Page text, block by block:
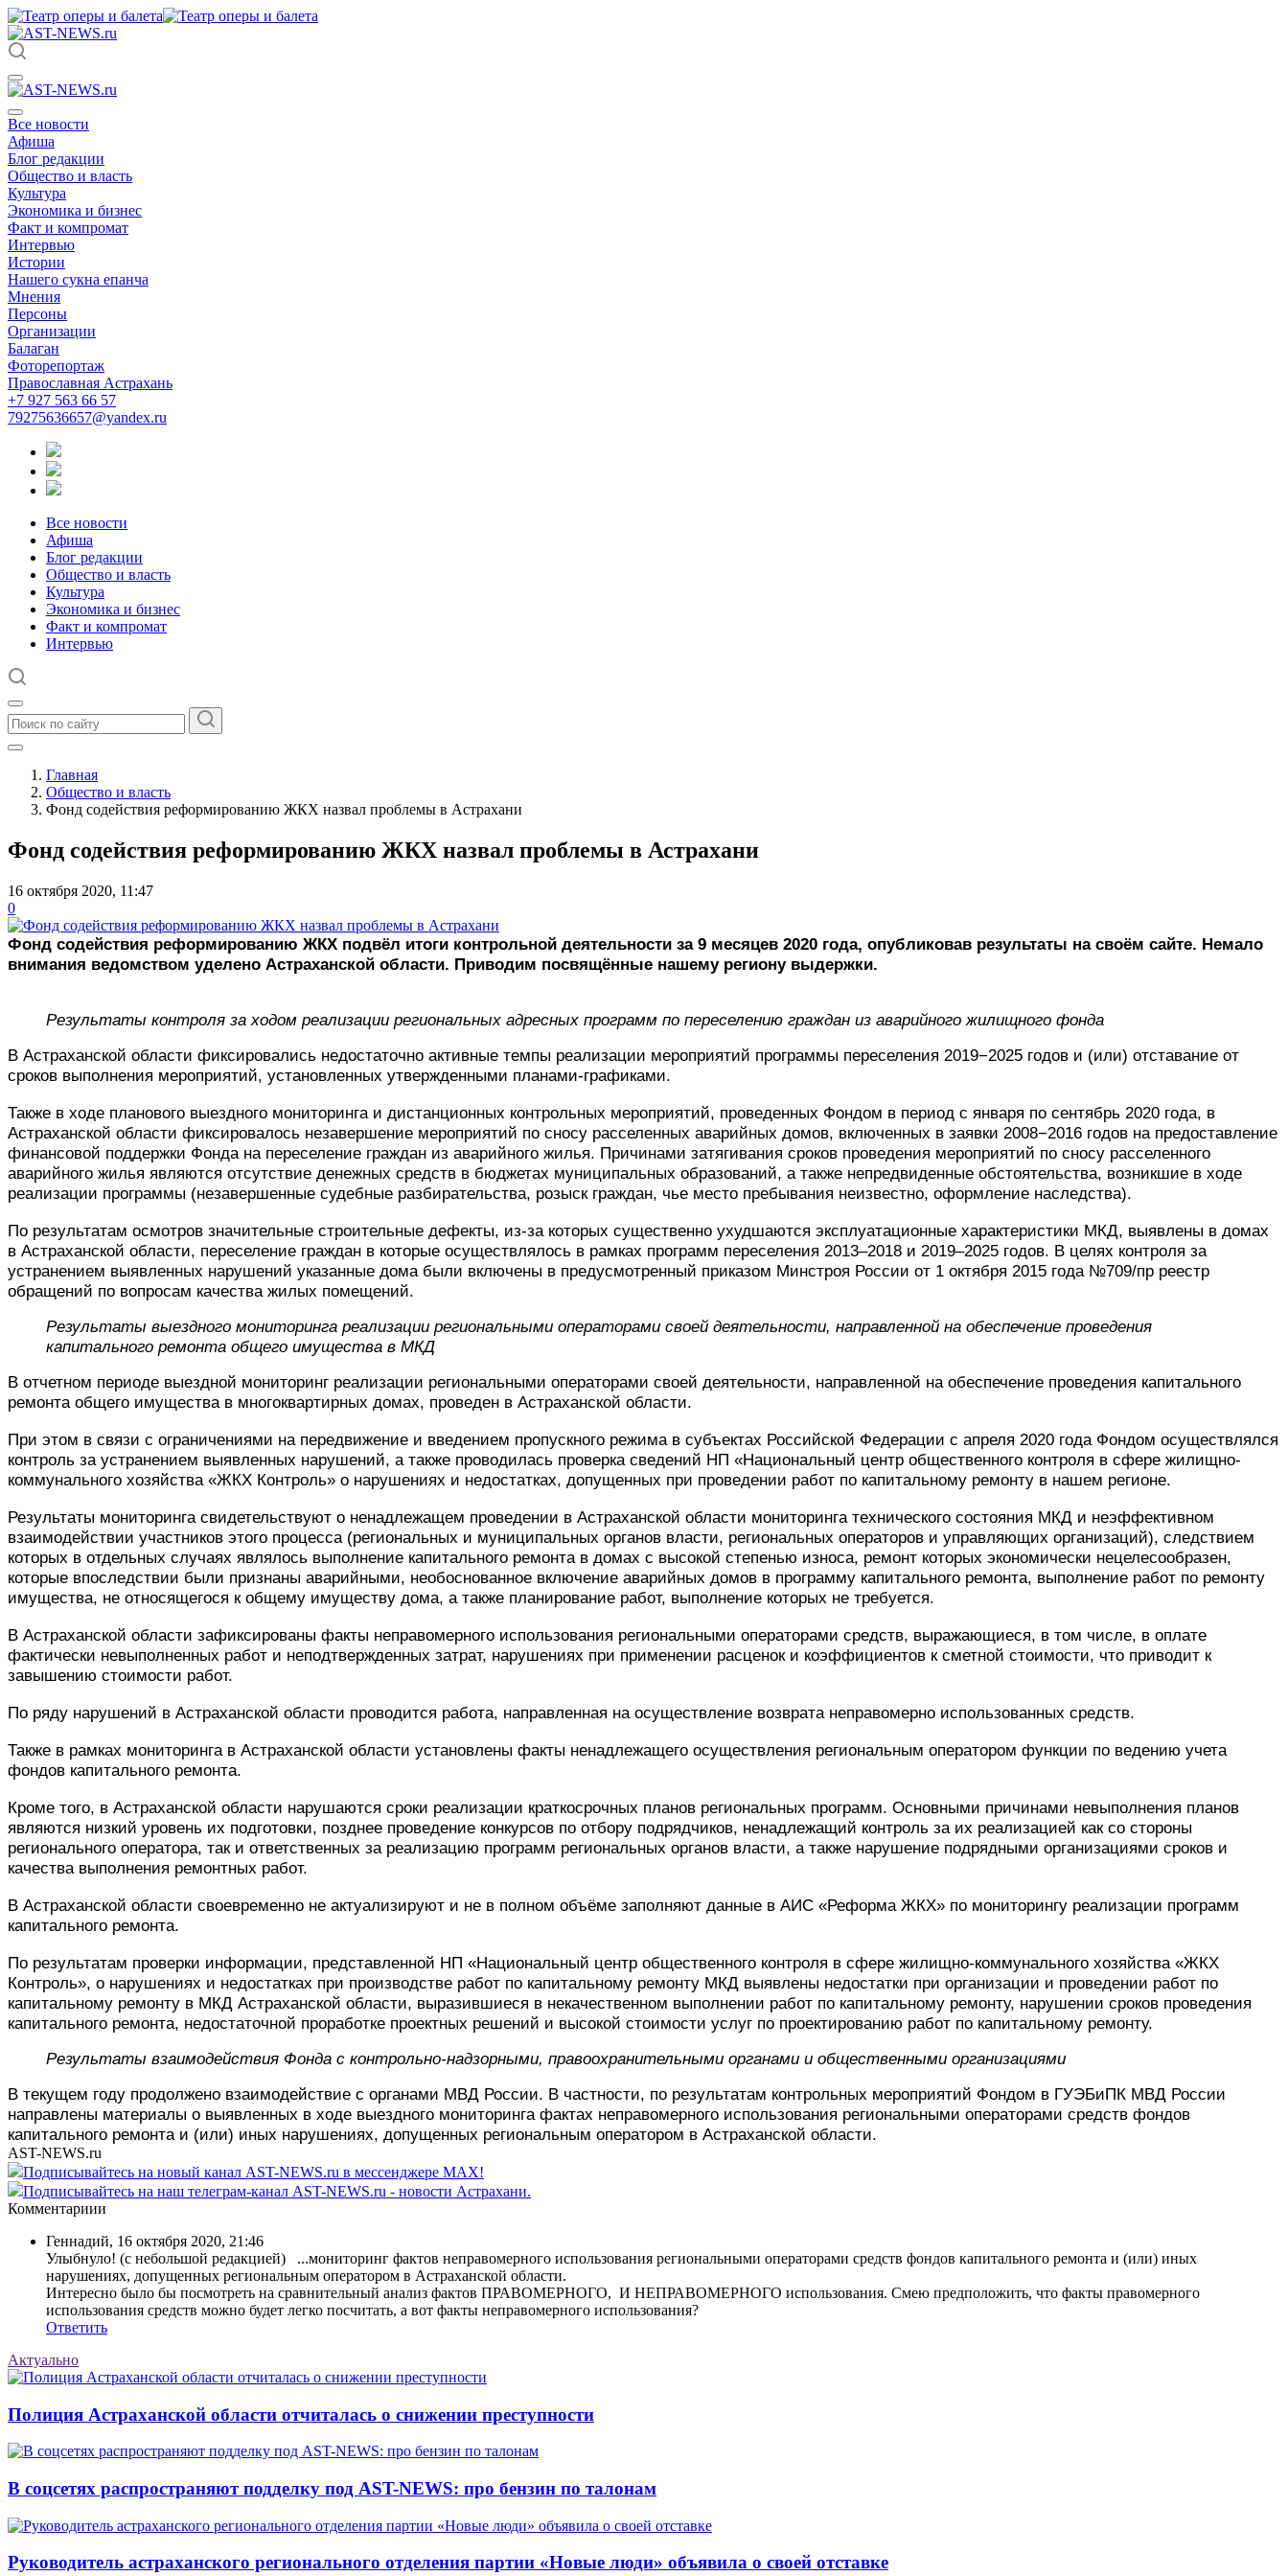
Все новости
Афиша
Блог редакции
Общество и власть
Культура
Экономика и бизнес
Факт и компромат
Интервью
Истории
Нашего сукна епанча
Мнения
Персоны
Организации
Балаган
Фоторепортаж
Православная Астрахань
+7 927 563 66 57
79275636657@yandex.ru
Все новости
Афиша
Блог редакции
Общество и власть
Культура
Экономика и бизнес
Факт и компромат
Интервью
Главная
Общество и власть
Фонд содействия реформированию ЖКХ назвал проблемы в Астрахани
Фонд содействия реформированию ЖКХ назвал проблемы в Астрахани
16 октября 2020, 11:47
0
Фонд содействия реформированию ЖКХ подвёл итоги контрольной деятельности за 9 месяцев 2020 года, опубликовав результаты на своём сайте. Немало
внимания ведомством уделено Астраханской области. Приводим посвящённые нашему региону выдержки.
Результаты контроля за ходом реализации региональных адресных программ по переселению граждан из аварийного жилищного фонда
В Астраханской области фиксировались недостаточно активные темпы реализации мероприятий программы переселения 2019−2025 годов и (или) отставание от
сроков выполнения мероприятий, установленных утвержденными планами-графиками.
Также в ходе планового выездного мониторинга и дистанционных контрольных мероприятий, проведенных Фондом в период с января по сентябрь 2020 года, в
Астраханской области фиксировалось незавершение мероприятий по сносу расселенных аварийных домов, включенных в заявки 2008−2016 годов на предоставление
финансовой поддержки Фонда на переселение граждан из аварийного жилья. Причинами затягивания сроков проведения мероприятий по сносу расселенного
аварийного жилья являются отсутствие денежных средств в бюджетах муниципальных образований, а также непредвиденные обстоятельства, возникшие в ходе
реализации программы (незавершенные судебные разбирательства, розыск граждан, чье место пребывания неизвестно, оформление наследства).
По результатам осмотров значительные строительные дефекты, из-за которых существенно ухудшаются эксплуатационные характеристики МКД, выявлены в домах
в Астраханской области, переселение граждан в которые осуществлялось в рамках программ переселения 2013–2018 и 2019–2025 годов. В целях контроля за
устранением выявленных нарушений указанные дома были включены в предусмотренный приказом Минстроя России от 1 октября 2015 года №709/пр реестр
обращений по вопросам качества жилых помещений.
Результаты выездного мониторинга реализации региональными операторами своей деятельности, направленной на обеспечение проведения
капитального ремонта общего имущества в МКД
В отчетном периоде выездной мониторинг реализации региональными операторами своей деятельности, направленной на обеспечение проведения капитального
ремонта общего имущества в многоквартирных домах, проведен в Астраханской области.
При этом в связи с ограничениями на передвижение и введением пропускного режима в субъектах Российской Федерации с апреля 2020 года Фондом осуществлялся
контроль за устранением выявленных нарушений, а также проводилась проверка сведений НП «Национальный центр общественного контроля в сфере жилищно-
коммунального хозяйства «ЖКХ Контроль» о нарушениях и недостатках, допущенных при проведении работ по капитальному ремонту в нашем регионе.
Результаты мониторинга свидетельствуют о ненадлежащем проведении в Астраханской области мониторинга технического состояния МКД и неэффективном
взаимодействии участников этого процесса (региональных и муниципальных органов власти, региональных операторов и управляющих организаций), следствием
которых в отдельных случаях являлось выполнение капитального ремонта в домах с высокой степенью износа, ремонт которых экономически нецелесообразен,
которые впоследствии были признаны аварийными, необоснованное включение аварийных домов в программу капитального ремонта, выполнение работ по ремонту
имущества, не относящегося к общему имуществу дома, а также планирование работ, выполнение которых не требуется.
В Астраханской области зафиксированы факты неправомерного использования региональными операторами средств, выражающиеся, в том числе, в оплате
фактически невыполненных работ и неподтвержденных затрат, нарушениях при применении расценок и коэффициентов к сметной стоимости, что приводит к
завышению стоимости работ.
По ряду нарушений в Астраханской области проводится работа, направленная на осуществление возврата неправомерно использованных средств.
Также в рамках мониторинга в Астраханской области установлены факты ненадлежащего осуществления региональным оператором функции по ведению учета
фондов капитального ремонта.
Кроме того, в Астраханской области нарушаются сроки реализации краткосрочных планов региональных программ. Основными причинами невыполнения планов
являются низкий уровень их подготовки, позднее проведение конкурсов по отбору подрядчиков, ненадлежащий контроль за их реализацией как со стороны
регионального оператора, так и ответственных за реализацию программ региональных органов власти, а также нарушение подрядными организациями сроков и
качества выполнения ремонтных работ.
В Астраханской области своевременно не актуализируют и не в полном объёме заполняют данные в АИС «Реформа ЖКХ» по мониторингу реализации программ
капитального ремонта.
По результатам проверки информации, представленной НП «Национальный центр общественного контроля в сфере жилищно-коммунального хозяйства «ЖКХ
Контроль», о нарушениях и недостатках при производстве работ по капитальному ремонту МКД выявлены недостатки при организации и проведении работ по
капитальному ремонту в МКД Астраханской области, выразившиеся в некачественном выполнении работ по капитальному ремонту, нарушении сроков проведения
капитального ремонта, недостаточной проработке проектных решений и высокой стоимости услуг по проектированию работ по капитальному ремонту.
Результаты взаимодействия Фонда с контрольно-надзорными, правоохранительными органами и общественными организациями
В текущем году продолжено взаимодействие с органами МВД России. В частности, по результатам контрольных мероприятий Фондом в ГУЭБиПК МВД России
направлены материалы о выявленных в ходе выездного мониторинга фактах неправомерного использования региональными операторами средств фондов
капитального ремонта и (или) иных нарушениях, допущенных региональным оператором в Астраханской области.
AST-NEWS.ru
Подписывайтесь на новый канал AST-NEWS.ru в мессенджере MAX!
Подписывайтесь на наш телеграм-канал AST-NEWS.ru - новости Астрахани.
Комментариии
Геннадий, 16 октября 2020, 21:46
Улыбнуло! (с небольшой редакцией) ...мониторинг фактов неправомерного использования региональными операторами средств фондов капитального ремонта и (или) иных
нарушениях, допущенных региональным оператором в Астраханской области.
Интересно было бы посмотреть на сравнительный анализ фактов ПРАВОМЕРНОГО, И НЕПРАВОМЕРНОГО использования. Смею предположить, что факты правомерного
использования средств можно будет легко посчитать, а вот факты неправомерного использования?
Ответить
Актуально
Полиция Астраханской области отчиталась о снижении преступности
В соцсетях распространяют подделку под AST-NEWS: про бензин по талонам
Руководитель астраханского регионального отделения партии «Новые люди» объявила о своей отставке